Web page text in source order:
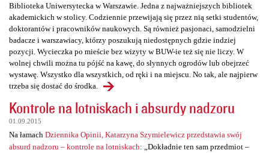
Biblioteka Uniwersytecka w Warszawie. Jedna z najważniejszych bibliotek
akademickich w stolicy. Codziennie przewijają się przez nią setki studentów,
doktorantów i pracowników naukowych. Są również pasjonaci, samodzielni
badacze i warszawiacy, którzy poszukują niedostępnych gdzie indziej
pozycji. Wycieczka po mieście bez wizyty w BUW-ie też się nie liczy. W
wolnej chwili można tu pójść na kawę, do słynnych ogrodów lub obejrzeć
wystawę. Wszystko dla wszystkich, od ręki i na miejscu. No tak, ale najpierw
trzeba się dostać do środka.
Kontrole na lotniskach i absurdy nadzoru
01.09.2015
Na łamach Dziennika Opinii, Katarzyna Szymielewicz przedstawia swój
absurd nadzoru – kontrole na lotniskach: „Dokładnie ten sam przedmiot –